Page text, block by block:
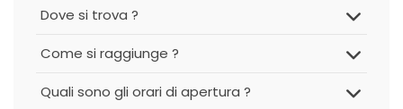
Dove si trova ?
Come si raggiunge ?
Quali sono gli orari di apertura ?